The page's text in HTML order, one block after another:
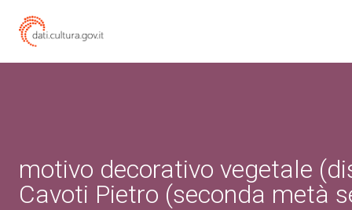
motivo decorativo vegetale
Cavoti Pietro (seconda metà